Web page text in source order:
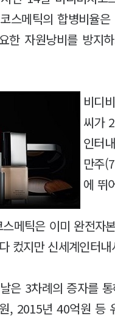
스메틱의 합병비율
한 자원낭비를 방지
비디
씨가
인터
만주
에 뛰
메틱은 이미 완전자
컸지만 신세계인터
은 3차례의 증자를
, 2015년 40억원 등